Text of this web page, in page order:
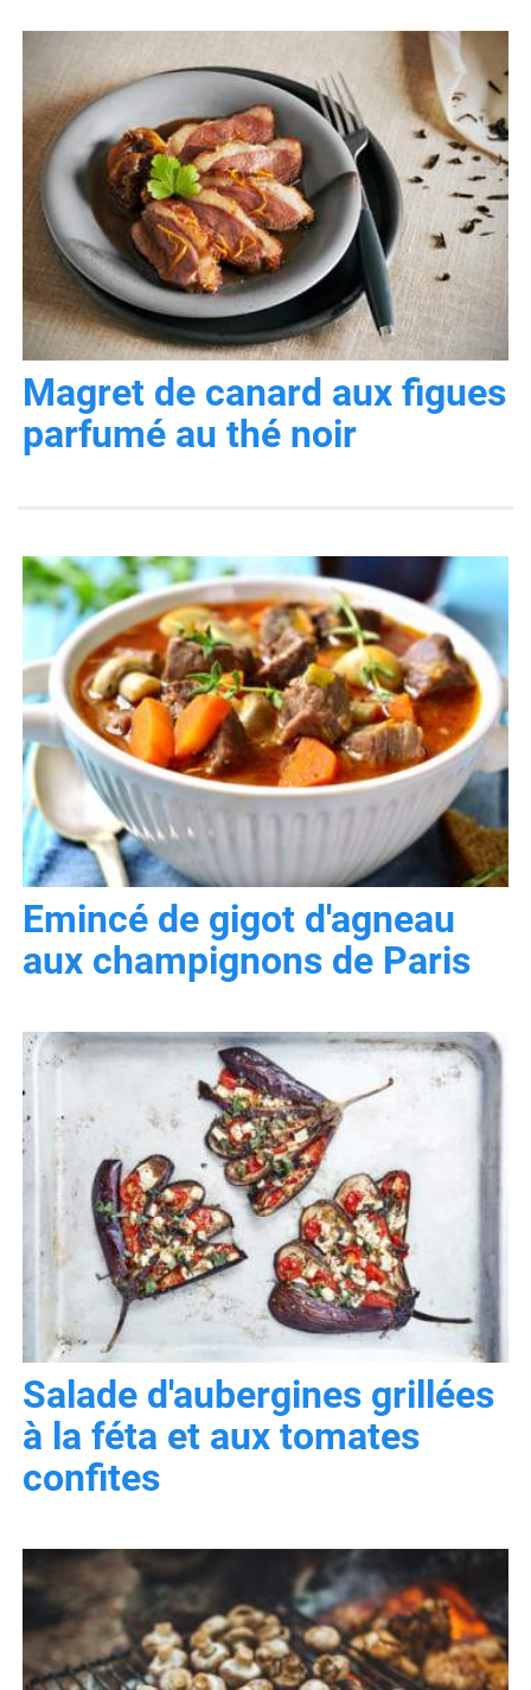
Magret de canard aux figues
parfumé au thé noir
Emincé de gigot d'agneau
aux champignons de Paris
Salade d'aubergines grillées
à la féta et aux tomates
confites